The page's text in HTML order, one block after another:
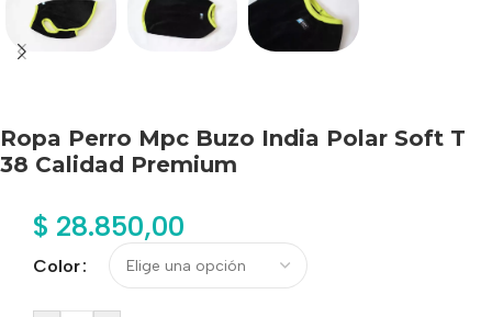
Ropa Perro Mpc Buzo India Polar Soft T
38 Calidad Premium
$ 28.850,00
Color